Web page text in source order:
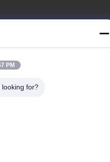
PM
looking for?